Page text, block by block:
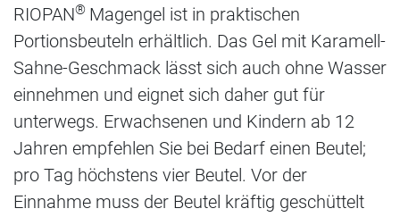
RIOPAN® Magengel ist in praktischen
Portionsbeuteln erhältlich. Das Gel mit Karamell-
Sahne-Geschmack lässt sich auch ohne Wasser
einnehmen und eignet sich daher gut für
unterwegs. Erwachsenen und Kindern ab 12
Jahren empfehlen Sie bei Bedarf einen Beutel;
pro Tag höchstens vier Beutel. Vor der
Einnahme muss der Beutel kräftig geschüttelt